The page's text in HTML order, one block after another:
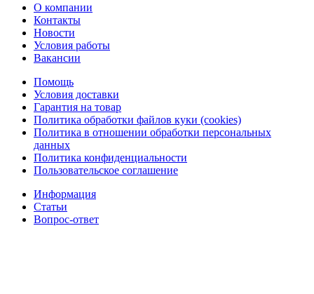
О компании
Контакты
Новости
Условия работы
Вакансии
Помощь
Условия доставки
Гарантия на товар
Политика обработки файлов куки (cookies)
Политика в отношении обработки персональных
данных
Политика конфиденциальности
Пользовательское соглашение
Информация
Статьи
Вопрос-ответ